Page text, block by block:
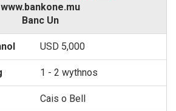
www.bankone.mu
Banc Un
USD 5,000
1 - 2 wythnos
Cais o Bell